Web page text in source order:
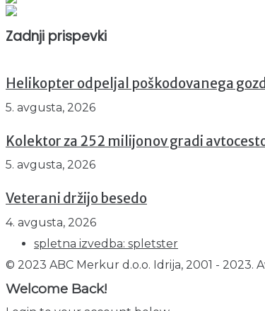
Zadnji prispevki
Helikopter odpeljal poškodovanega
5. avgusta, 2026
Kolektor za 252 milijonov gradi
5. avgusta, 2026
Veterani držijo besedo
4. avgusta, 2026
spletna izvedba: spletster
© 2023 ABC Merkur d.o.o. Idrija, 2001 - 2023.
Welcome Back!